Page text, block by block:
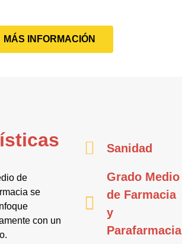
MÁS INFORMACIÓN
de
se
con un
Sanidad
Grado Medio
de Farmacia
y
Parafarmacia